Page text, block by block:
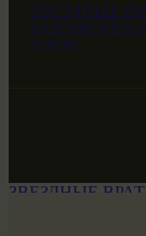
ЗВЕЗДНЫЕ
НАШ МИР ВЧЕРА
ЗАВТРА
ЗВЕЗДНЫЕ